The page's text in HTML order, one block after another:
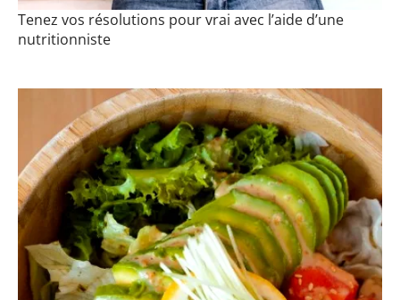
Tenez vos résolutions pour vrai avec l’aide d’une
nutritionniste